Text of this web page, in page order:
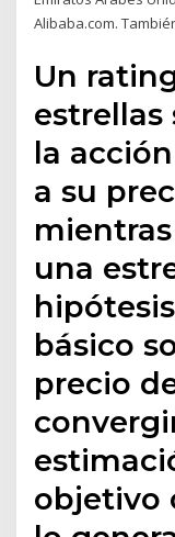
Alibaba.com.
Un
estrellas
la
a su
una
básico
precio
objetivo